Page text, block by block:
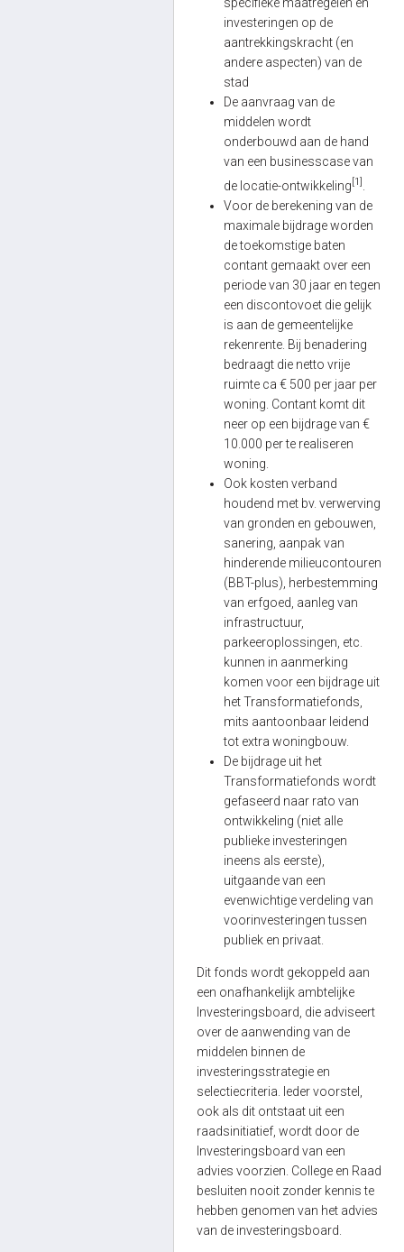
investeringen op de
aantrekkingskracht (en
andere aspecten) van de
stad
De aanvraag van de
middelen wordt
onderbouwd aan de hand
van een businesscase van
de locatie-ontwikkeling[1]
Voor de berekening van de
maximale bijdrage worden
de toekomstige baten
contant gemaakt over een
periode van 30 jaar en tegen
een discontovoet die gelijk
is aan de gemeentelijke
rekenrente. Bij benadering
bedraagt die netto vrije
ruimte ca € 500 per jaar per
woning. Contant komt dit
neer op een bijdrage van €
10.000 per te realiseren
woning.
Ook kosten verband
houdend met bv. verwerving
van gronden en gebouwen,
sanering, aanpak van
hinderende milieucontouren
(BBT-plus), herbestemming
van erfgoed, aanleg van
infrastructuur,
parkeeroplossingen, etc.
kunnen in aanmerking
komen voor een bijdrage uit
het Transformatiefonds,
mits aantoonbaar leidend
tot extra woningbouw.
De bijdrage uit het
Transformatiefonds wordt
gefaseerd naar rato van
ontwikkeling (niet alle
publieke investeringen
ineens als eerste),
uitgaande van een
evenwichtige verdeling van
voorinvesteringen tussen
publiek en privaat.
Dit fonds wordt gekoppeld aan
een onafhankelijk ambtelijke
Investeringsboard, die adviseert
over de aanwending van de
middelen binnen de
investeringsstrategie en
selectiecriteria. Ieder voorstel,
ook als dit ontstaat uit een
raadsinitiatief, wordt door de
Investeringsboard van een
advies voorzien. College en Raad
besluiten nooit zonder kennis te
hebben genomen van het advies
van de investeringsboard.